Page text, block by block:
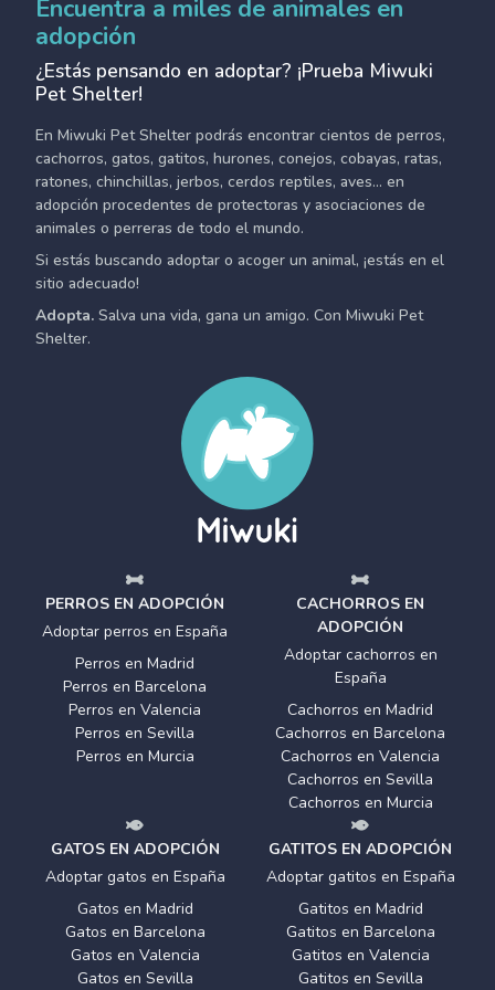
Encuentra a miles de animales en
adopción
¿Estás pensando en adoptar? ¡Prueba Miwuki
Pet Shelter!
En Miwuki Pet Shelter podrás encontrar cientos de perros,
cachorros, gatos, gatitos, hurones, conejos, cobayas, ratas,
ratones, chinchillas, jerbos, cerdos reptiles, aves... en
adopción procedentes de protectoras y asociaciones de
animales o perreras de todo el mundo.
Si estás buscando adoptar o acoger un animal, ¡estás en el
sitio adecuado!
Adopta. Salva una vida, gana un amigo. Con Miwuki Pet
Shelter.
PERROS EN ADOPCIÓN
Adoptar perros en España
Perros en Madrid
Perros en Barcelona
Perros en Valencia
Perros en Sevilla
Perros en Murcia
CACHORROS EN
ADOPCIÓN
Adoptar cachorros en
España
Cachorros en Madrid
Cachorros en Barcelona
Cachorros en Valencia
Cachorros en Sevilla
Cachorros en Murcia
GATOS EN ADOPCIÓN
Adoptar gatos en España
Gatos en Madrid
Gatos en Barcelona
Gatos en Valencia
Gatos en Sevilla
GATITOS EN ADOPCIÓN
Adoptar gatitos en España
Gatitos en Madrid
Gatitos en Barcelona
Gatitos en Valencia
Gatitos en Sevilla